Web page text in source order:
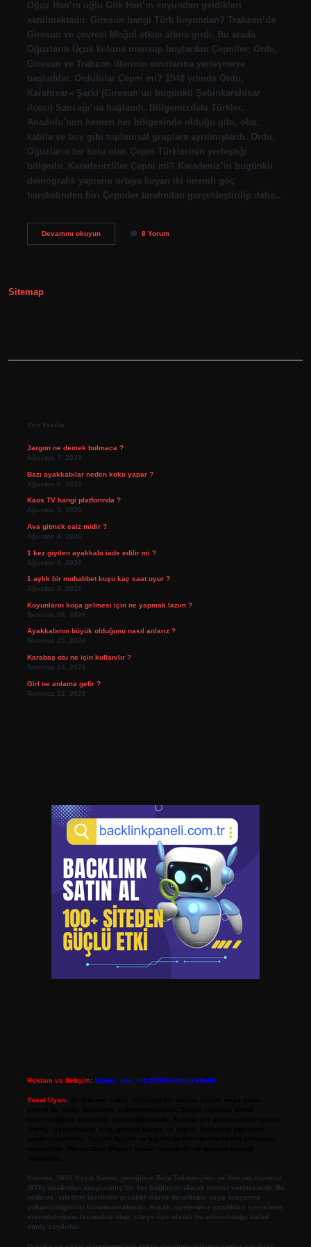
Oğuz Han’ın oğlu Gök Han’ın soyundan geldikleri
sanılmaktadır. Giresun hangi Türk boyundan? Trabzon’da
Giresun ve çevresi Moğol etkisi altına girdi. Bu arada
Oğuzların Üçok koluna mensup boylardan Çepniler; Ordu,
Giresun ve Trabzon illerinin sınırlarına yerleşmeye
başladılar. Ordulular Çepni mi? 1548 yılında Ordu,
Karahisar-ı Şarki (Giresun’un bugünkü Şebinkarahisar
ilçesi) Sancağı’na bağlandı. Bölgemizdeki Türkler,
Anadolu’nun hemen her bölgesinde olduğu gibi, oba,
kabile ve boy gibi toplumsal gruplara ayrılmışlardı. Ordu,
Oğuzların bir kolu olan Çepni Türklerinin yerleştiği
bölgedir. Karadenizliler Çepni mi? Karadeniz’in bugünkü
demografik yapısını ortaya koyan iki önemli göç
hareketinden biri Çepniler tarafından gerçekleştirilip daha…
Devamını okuyunÇepniler
8 Yorum
Sitemap
Son Yazılar
Jargon ne demek bulmaca ?
Ağustos 7, 2026
Bazı ayakkabılar neden koku yapar ?
Ağustos 6, 2026
Kaos TV hangi platformda ?
Ağustos 5, 2026
Ava gitmek caiz midir ?
Ağustos 4, 2026
1 kez giyilen ayakkabı iade edilir mi ?
Ağustos 3, 2026
1 aylık bir muhabbet kuşu kaç saat uyur ?
Ağustos 3, 2026
Koyunların koça gelmesi için ne yapmak lazım ?
Temmuz 26, 2026
Ayakkabının büyük olduğunu nasıl anlarız ?
Temmuz 25, 2026
Karabaş otu ne için kullanılır ?
Temmuz 24, 2026
Girl ne anlama gelir ?
Temmuz 22, 2026
Reklam ve İletişim: Skype: live:.cid.575569c608265c69
Yasal Uyarı:
Sitemiz, 5651 Sayılı Kanun gereğince Bilgi Teknolojileri ve İletişim Kurumu
(BTK) tarafından onaylanmış bir Yer Sağlayıcı olarak hizmet vermektedir. Bu
nedenle, sitedeki içerikleri proaktif olarak denetleme veya araştırma
yükümlülüğümüz bulunmamaktadır. Ancak, üyelerimiz yazdıkları içeriklerin
sorumluluğunu taşımakta olup, siteye üye olarak bu sorumluluğu kabul
etmiş sayılırlar.